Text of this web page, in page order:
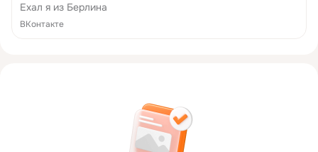
Ехал я из Берлина
ВКонтакте